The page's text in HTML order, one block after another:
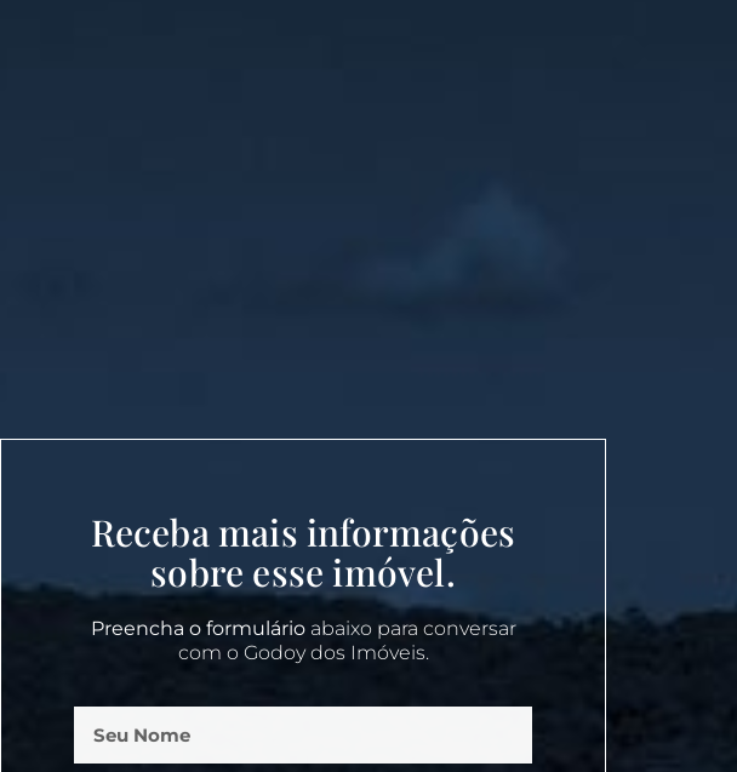
Receba mais informações
sobre esse imóvel.
Preencha o formulárioabaixo para conversar
com o Godoy dos Imóveis.